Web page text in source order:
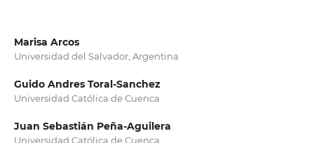
Marisa Arcos
Universidad del Salvador, Argentina
Guido Andres Toral-Sanchez
Universidad Católica de Cuenca
Juan Sebastián Peña-Aguilera
Universidad Católica de Cuenca